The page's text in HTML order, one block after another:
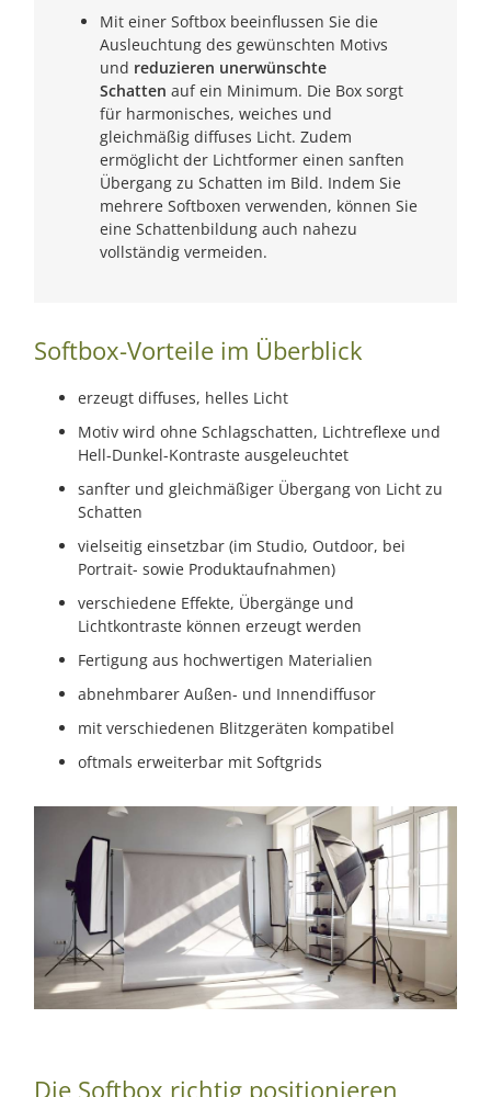
Mit einer Softbox beeinflussen Sie die
Ausleuchtung des gewünschten Motivs
und reduzieren unerwünschte
Schatten auf ein Minimum. Die Box sorgt
für harmonisches, weiches und
gleichmäßig diffuses Licht. Zudem
ermöglicht der Lichtformer einen sanften
Übergang zu Schatten im Bild. Indem Sie
mehrere Softboxen verwenden, können Sie
eine Schattenbildung auch nahezu
vollständig vermeiden.
Softbox-Vorteile im Überblick
erzeugt diffuses, helles Licht
Motiv wird ohne Schlagschatten, Lichtreflexe und
Hell-Dunkel-Kontraste ausgeleuchtet
sanfter und gleichmäßiger Übergang von Licht zu
Schatten
vielseitig einsetzbar (im Studio, Outdoor, bei
Portrait- sowie Produktaufnahmen)
verschiedene Effekte, Übergänge und
Lichtkontraste können erzeugt werden
Fertigung aus hochwertigen Materialien
abnehmbarer Außen- und Innendiffusor
mit verschiedenen Blitzgeräten kompatibel
oftmals erweiterbar mit Softgrids
Die Softbox richtig positionieren